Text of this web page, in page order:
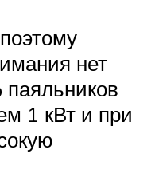
нет
1 кВт и при